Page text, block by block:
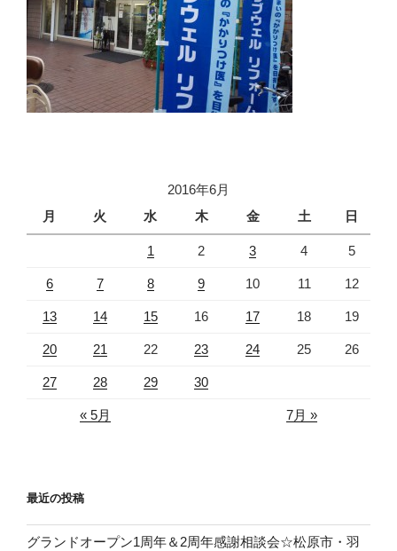
2016年6月
月
火 水 木 金 土 日
1 2 3 4 5
6 7 8 9 10 11 12
13 14 15 16 17 18 19
20 21 22 23 24 25 26
27 28 29 30
« 5月 7月 »
最近の投稿
グランドオープン1周年＆2周年感謝相談会☆松原市・羽